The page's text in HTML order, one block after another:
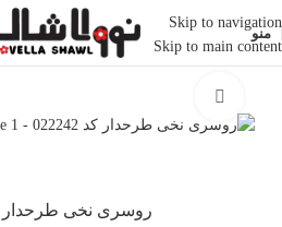
Skip to navigation
Skip to main content
منو
خانه روسری نخی طرحدار
روسری نخی طرحدار کد